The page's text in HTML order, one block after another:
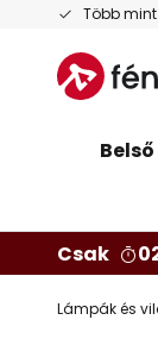
Több
Ugrás
Csak
Lámpák és